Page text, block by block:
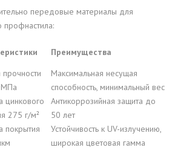
передовые материалы для
профнастила:
Преимущества
Максимальная несущая
способность, минимальный вес
цинкового
275 г/м²
Антикоррозийная защита до
50 лет
покрытия
Устойчивость к UV-излучению,
широкая цветовая гамма